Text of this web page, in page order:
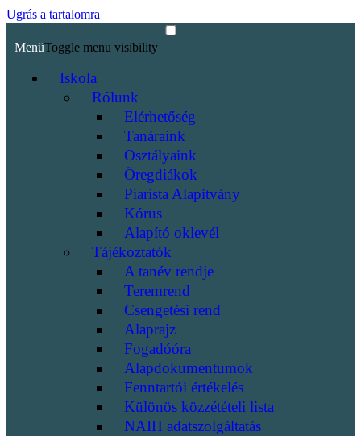
Ugrás a tartalomra
MenüToggle menu visibility
Iskola
Rólunk
Elérhetőség
Tanáraink
Osztályaink
Öregdiákok
Piarista Alapítvány
Kórus
Alapító oklevél
Tájékoztatók
A tanév rendje
Teremrend
Csengetési rend
Alaprajz
Fogadóóra
Alapdokumentumok
Fenntartói értékelés
Különös közzétételi lista
NAIH adatszolgáltatás